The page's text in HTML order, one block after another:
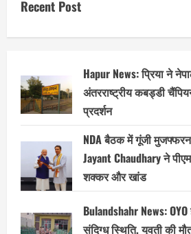
Recent Post
Hapur News: प्रिया ने
अंतरराष्ट्रीय कबड्डी
प्रदर्शन
NDA बैठक में गूंजी
Jayant Chaudhary ने
शक्कर और खांड
Bulandshahr News:
संदिग्ध स्थिति, युवती की